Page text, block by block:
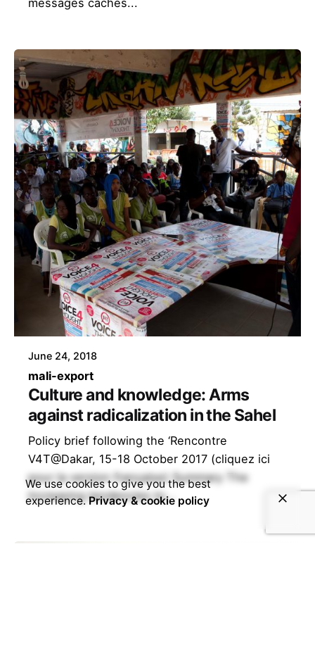
messages cachés...
June 24, 2018
mali-export
Culture and knowledge: Arms
against radicalization in the Sahel
Policy brief following the ‘Rencontre
V4T@Dakar, 15-18 October 2017 (cliquez ici
pour la version française) Summary The
increasing tendencies to...
We use cookies to give you the best
experience.Privacy & cookie policy